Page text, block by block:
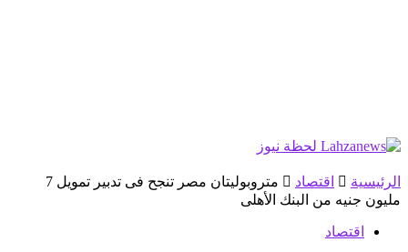
الرئيسية اقتصاد
متروبوليتان مصر تنجح فى تدبير تمويل 7
مليون جنيه من البنك الأهلى
اقتصاد